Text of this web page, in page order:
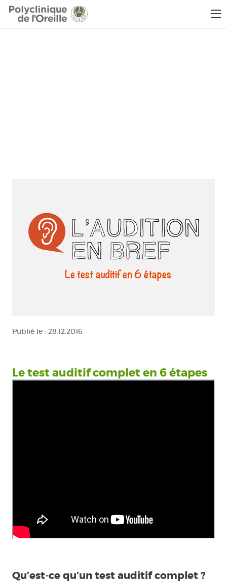
Publié le : 28.12.2016
Le test auditif complet en 6 étapes
Qu’est-ce qu’un test auditif complet ?